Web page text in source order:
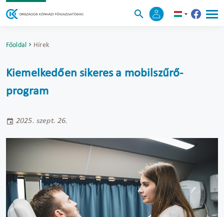
Főoldal Hírek
Kiemelkedően sikeres a mobilszűrő-
program
2025. szept. 26.